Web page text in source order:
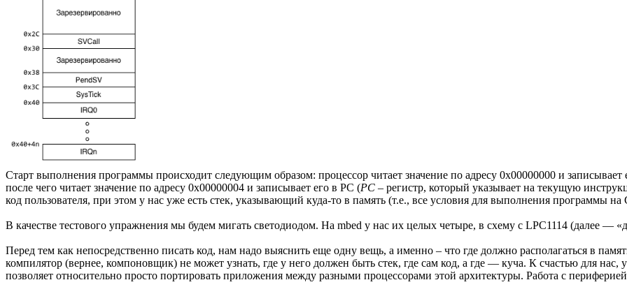
Старт выполнения программы происходит следующим образом: процессор читает значение по адресу 0x00000000 и записывает
после чего читает значение по адресу 0x00000004 и записывает его в PC (PC – регистр, который указывает на текущую
код пользователя, при этом у нас уже есть стек, указывающий куда-то в память (т.е., все условия для выполнения программы на
В качестве тестового упражнения мы будем мигать светодиодом. На mbed у нас их целых четыре, в схему с LPC1114 (далее —
Перед тем как непосредственно писать код, нам надо выяснить еще одну вещь, а именно – что где должно располагаться в
компилятор (вернее, компоновщик) не может узнать, где у него должен быть стек, где сам код, а где — куча. К счастью для нас,
позволяет относительно просто портировать приложения между разными процессорами этой архитектуры. Работа с